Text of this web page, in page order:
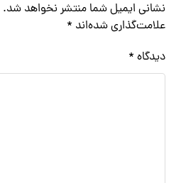
نشانی ایمیل شما منتشر نخواهد شد.
علامت‌گذاری شده‌اند *
دیدگاه *